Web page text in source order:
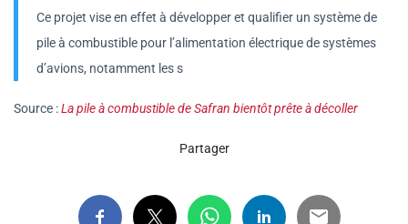
Ce projet vise en effet à développer et qualifier un système de
pile à combustible pour l’alimentation électrique de systèmes
d’avions, notamment les s
Source :La pile à combustible de Safran bientôt prête à décoller
Partager